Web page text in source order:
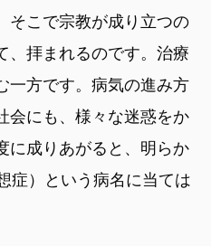
そこで宗教が成り立つの
、拝まれるのです。治療
一方です。病気の進み方
会にも、様々な迷惑をか
に成りあがると、明らか
症）という病名に当ては